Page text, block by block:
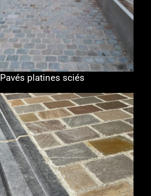
Pavés platines sciés